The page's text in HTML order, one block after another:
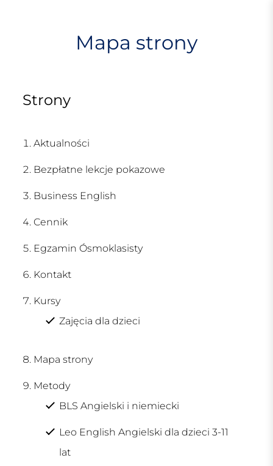
Mapa strony
Strony
Aktualności
Bezpłatne lekcje pokazowe
Business English
Cennik
Egzamin Ósmoklasisty
Kontakt
Kursy
Zajęcia dla dzieci
Mapa strony
Metody
BLS Angielski i niemiecki
Leo English Angielski dla dzieci 3-11
lat